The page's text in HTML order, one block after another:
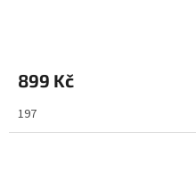
899 Kč
197